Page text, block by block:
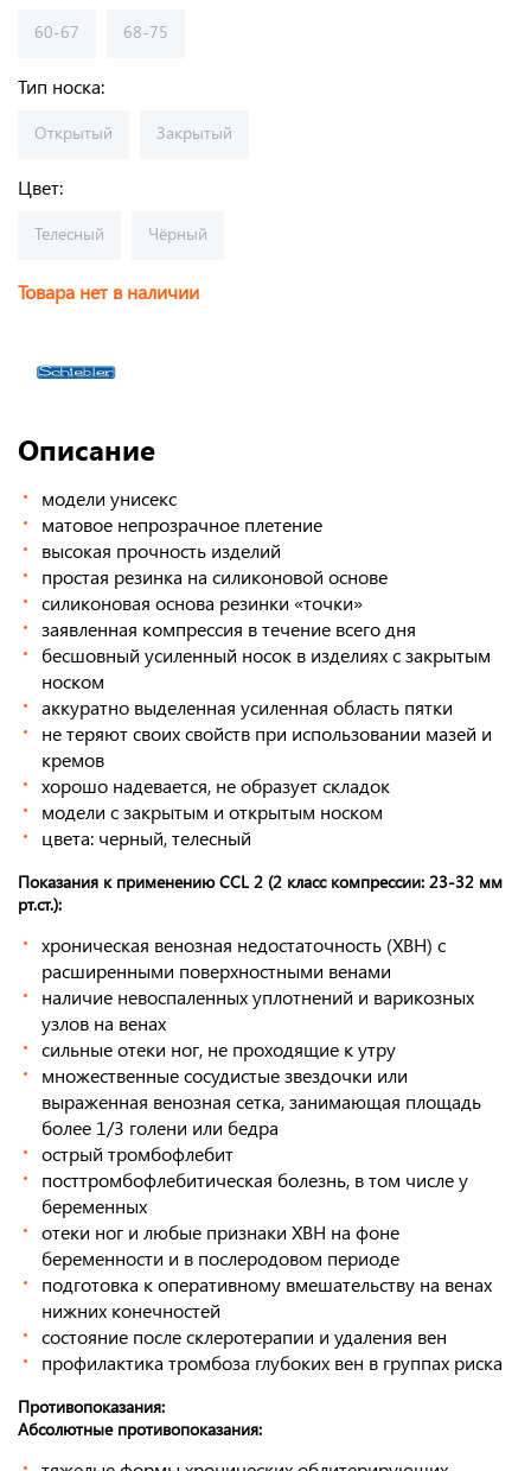
60-67 68-75
Тип носка:
Открытый Закрытый
Цвет:
Телесный Чёрный
Товара нет в наличии
Описание
модели унисекс
матовое непрозрачное плетение
высокая прочность изделий
простая резинка на силиконовой основе
силиконовая основа резинки «точки»
заявленная компрессия в течение всего дня
бесшовный усиленный носок в изделиях с закрытым
носком
аккуратно выделенная усиленная область пятки
не теряют своих свойств при использовании мазей и
кремов
хорошо надевается, не образует складок
модели с закрытым и открытым носком
цвета: черный, телесный
Показания к применению CCL 2 (2 класс компрессии: 23-32 мм
рт.ст.):
хроническая венозная недостаточность (ХВН) с
расширенными поверхностными венами
наличие невоспаленных уплотнений и варикозных
узлов на венах
сильные отеки ног, не проходящие к утру
множественные сосудистые звездочки или
выраженная венозная сетка, занимающая площадь
более 1/3 голени или бедра
острый тромбофлебит
посттромбофлебитическая болезнь, в том числе у
беременных
отеки ног и любые признаки ХВН на фоне
беременности и в послеродовом периоде
подготовка к оперативному вмешательству на венах
нижних конечностей
состояние после склеротерапии и удаления вен
профилактика тромбоза глубоких вен в группах риска
Противопоказания:
Абсолютные противопоказания: